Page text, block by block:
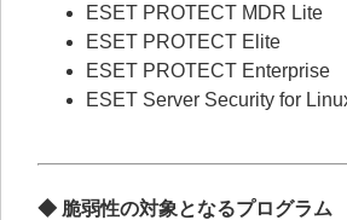
ESET PROTECT MDR Lite
ESET PROTECT Elite
ESET PROTECT Enterprise
ESET Server Security for
◆ 脆弱性の対象となるプログラム